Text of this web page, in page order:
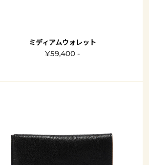
ミディアムウォレット
¥59,400 -